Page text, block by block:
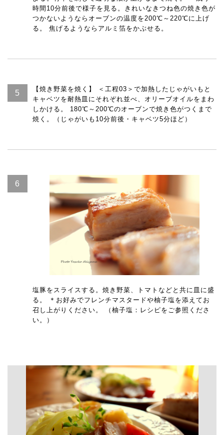
時間10分前後で様子を見る。きれいなきつね色の焼き色が
つかないようならオーブンの温度を200℃～220℃に上げ
る。 焦げるようならアルミ箔をかぶせる。
【焼き野菜を焼く】 ＜工程03＞で加熱したじゃがいもと
キャベツを耐熱皿にそれぞれ並べ、オリーブオイルをまわ
しかける。 180℃～200℃のオーブンで焼き色がつくまで
焼く。（じゃがいも10分前後・キャベツ5分ほど）
塩豚をスライスする。焼き野菜、トマトなどと共に皿に盛
る。 ＊お好みでフレンチマスタードや柚子塩を添えてお
召し上がりください。 （柚子塩：レシピをご参照くださ
い。）